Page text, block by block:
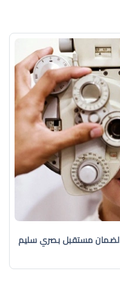
لضمان مستقبل بصري سليم